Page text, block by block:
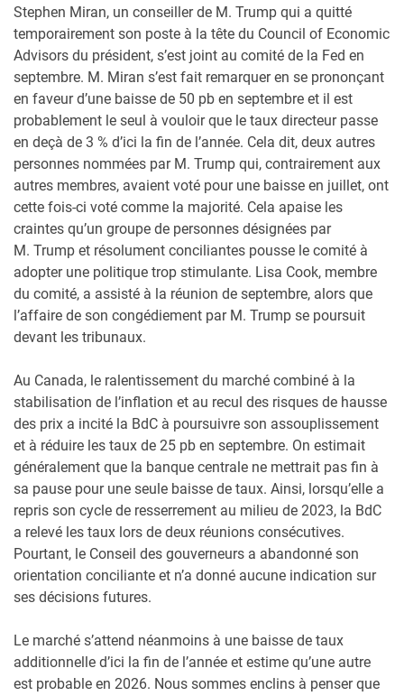
Stephen Miran, un conseiller de M. Trump qui a quitté
temporairement son poste à la tête du Council of Economic
Advisors du président, s’est joint au comité de la Fed en
septembre. M. Miran s’est fait remarquer en se prononçant
en faveur d’une baisse de 50 pb en septembre et il est
probablement le seul à vouloir que le taux directeur passe
en deçà de 3 % d’ici la fin de l’année. Cela dit, deux autres
personnes nommées par M. Trump qui, contrairement aux
autres membres, avaient voté pour une baisse en juillet, ont
cette fois-ci voté comme la majorité. Cela apaise les
craintes qu’un groupe de personnes désignées par
M. Trump et résolument conciliantes pousse le comité à
adopter une politique trop stimulante. Lisa Cook, membre
du comité, a assisté à la réunion de septembre, alors que
l’affaire de son congédiement par M. Trump se poursuit
devant les tribunaux.
Au Canada, le ralentissement du marché combiné à la
stabilisation de l’inflation et au recul des risques de hausse
des prix a incité la BdC à poursuivre son assouplissement
et à réduire les taux de 25 pb en septembre. On estimait
généralement que la banque centrale ne mettrait pas fin à
sa pause pour une seule baisse de taux. Ainsi, lorsqu’elle a
repris son cycle de resserrement au milieu de 2023, la BdC
a relevé les taux lors de deux réunions consécutives.
Pourtant, le Conseil des gouverneurs a abandonné son
orientation conciliante et n’a donné aucune indication sur
ses décisions futures.
Le marché s’attend néanmoins à une baisse de taux
additionnelle d’ici la fin de l’année et estime qu’une autre
est probable en 2026. Nous sommes enclins à penser que